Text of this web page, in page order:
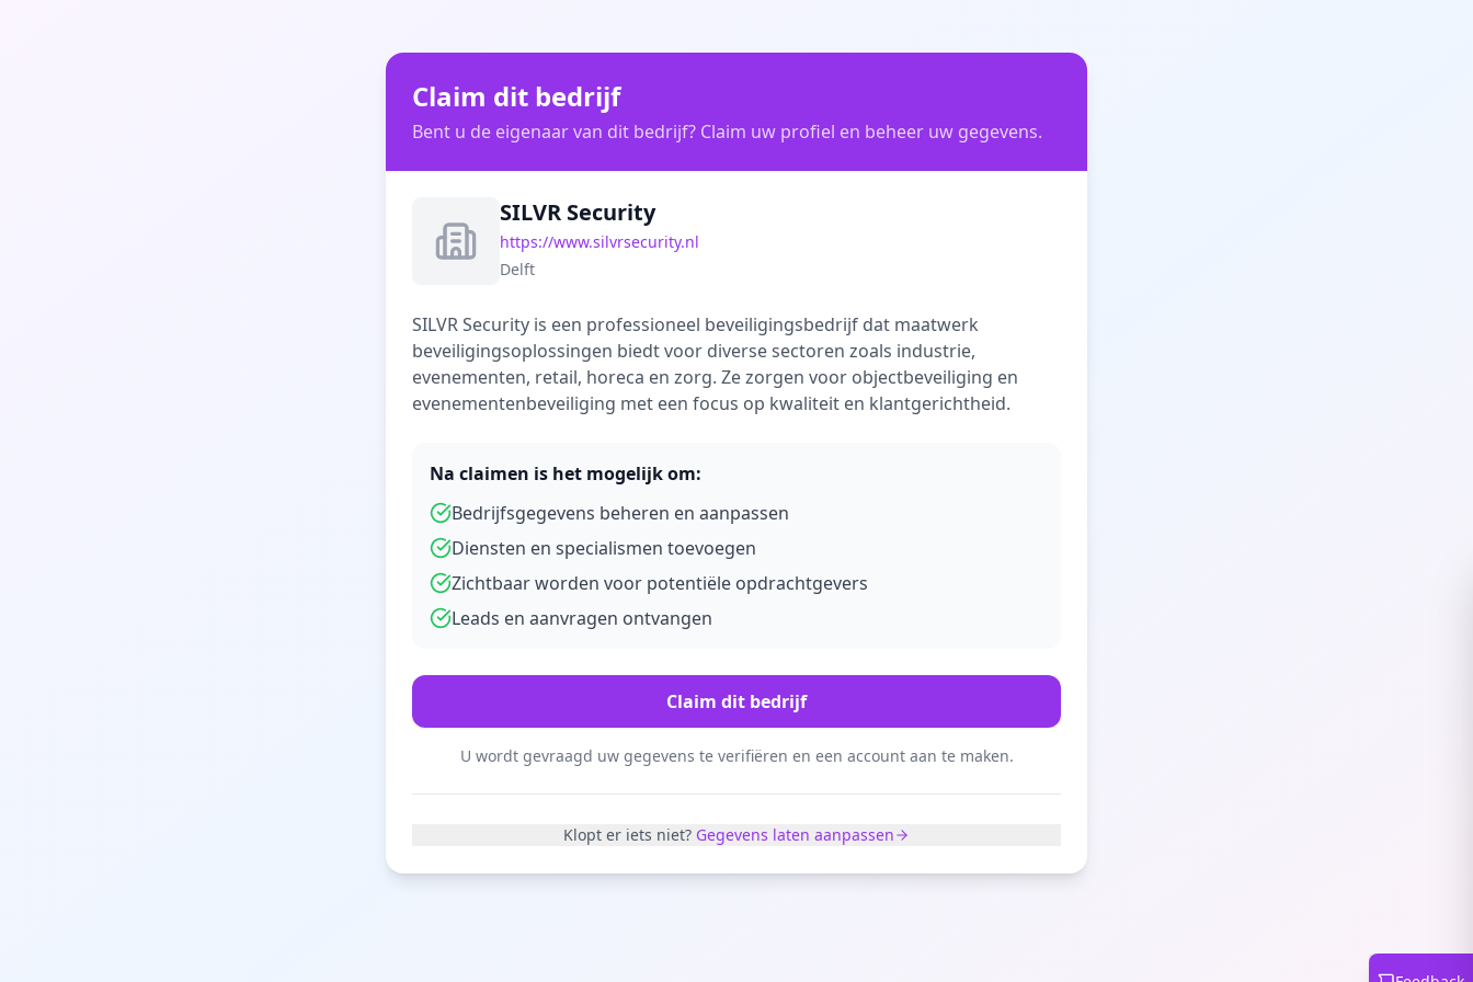
Claim dit bedrijf
Bent u de eigenaar van dit bedrijf? Claim uw profiel en beheer uw gegevens.
SILVR Security
https://www.silvrsecurity.nl
Delft
SILVR Security is een professioneel beveiligingsbedrijf dat maatwerk
beveiligingsoplossingen biedt voor diverse sectoren zoals industrie,
evenementen, retail, horeca en zorg. Ze zorgen voor objectbeveiliging en
evenementenbeveiliging met een focus op kwaliteit en klantgerichtheid.
Na claimen is het mogelijk om:
Bedrijfsgegevens beheren en aanpassen
Diensten en specialismen toevoegen
Zichtbaar worden voor potentiële opdrachtgevers
Leads en aanvragen ontvangen
Claim dit bedrijf
U wordt gevraagd uw gegevens te verifiëren en een account aan te maken.
Klopt er iets niet? Gegevens laten aanpassen